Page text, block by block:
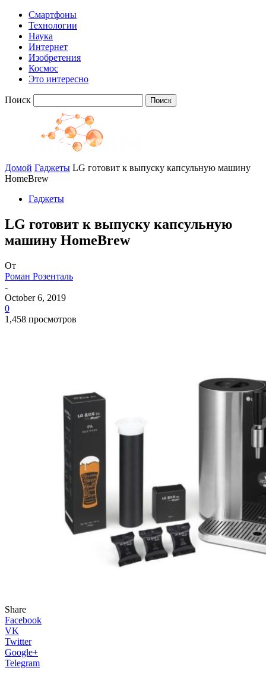
Смартфоны
Технологии
Наука
Интернет
Изобретения
Космос
Это интересно
Поиск
Домой Гаджеты LG готовит к выпуску капсульную машину
HomeBrew
Гаджеты
LG готовит к выпуску капсульную
машину HomeBrew
От
Роман Розенталь
-
October 6, 2019
0
1,458 просмотров
Share
Facebook
VK
Twitter
Google+
Telegram